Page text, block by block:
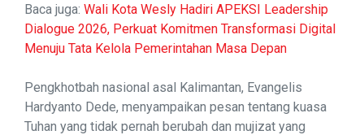
Baca juga: Wali Kota Wesly Hadiri APEKSI Leadership
Dialogue 2026, Perkuat Komitmen Transformasi Digital
Menuju Tata Kelola Pemerintahan Masa Depan
Pengkhotbah nasional asal Kalimantan, Evangelis
Hardyanto Dede, menyampaikan pesan tentang kuasa
Tuhan yang tidak pernah berubah dan mujizat yang